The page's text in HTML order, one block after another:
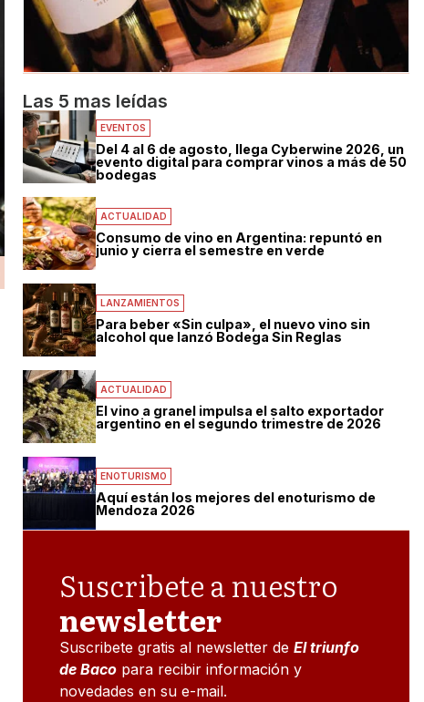
Las 5 mas leídas
EVENTOS
Del 4 al 6 de agosto, llega Cyberwine 2026, un
evento digital para comprar vinos a más de 50
bodegas
ACTUALIDAD
Consumo de vino en Argentina: repuntó en
junio y cierra el semestre en verde
LANZAMIENTOS
Para beber «Sin culpa», el nuevo vino sin
alcohol que lanzó Bodega Sin Reglas
ACTUALIDAD
El vino a granel impulsa el salto exportador
argentino en el segundo trimestre de 2026
ENOTURISMO
Aquí están los mejores del enoturismo de
Mendoza 2026
Suscribete a nuestro
newsletter
Suscribete gratis al newsletter deEl triunfo
de Baco para recibir información y
novedades en su e-mail.